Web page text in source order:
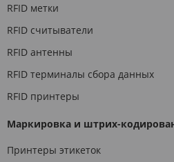
RFID метки
RFID считыватели
RFID антенны
RFID терминалы сбора данных
RFID принтеры
Маркировка и штрих-
Принтеры этикеток